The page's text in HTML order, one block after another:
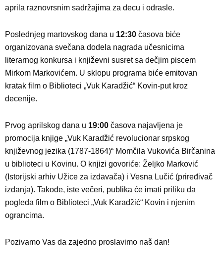
aprila raznovrsnim sadržajima za decu i odrasle.
Poslednjeg martovskog dana u 12:30 časova biće
organizovana svečana dodela nagrada učesnicima
literarnog konkursa i književni susret sa dečjim piscem
Mirkom Markovićem. U sklopu programa biće emitovan
kratak film o Biblioteci „Vuk Karadžić“ Kovin-put kroz
decenije.
Prvog aprilskog dana u 19:00 časova najavljena je
promocija knjige „Vuk Karadžić revolucionar srpskog
književnog jezika (1787-1864)“ Momčila Vukovića Birčanina
u biblioteci u Kovinu. O knjizi govoriće: Željko Marković
(Istorijski arhiv Užice za izdavača) i Vesna Lučić (priređivač
izdanja). Takođe, iste večeri, publika će imati priliku da
pogleda film o Biblioteci „Vuk Karadžić“ Kovin i njenim
ograncima.
Pozivamo Vas da zajedno proslavimo naš dan!